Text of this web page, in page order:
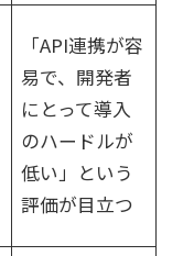
「API連携が容
易で、開発者
にとって導入
のハードルが
低い」という
評価が目立つ